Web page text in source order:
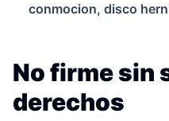
conmocion, disco
No firme sin
derechos